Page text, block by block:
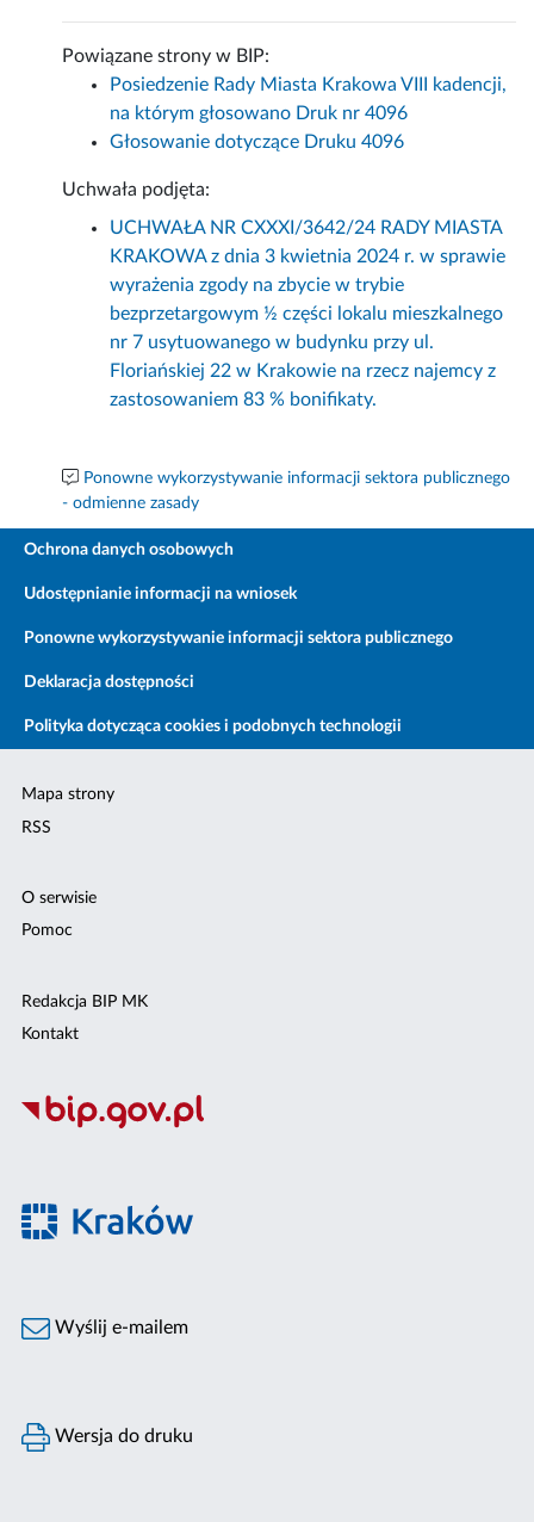
Powiązane strony w BIP:
Posiedzenie Rady Miasta Krakowa VIII kadencji,
na którym głosowano Druk nr 4096
Głosowanie dotyczące Druku 4096
Uchwała podjęta:
UCHWAŁA NR CXXXI/3642/24 RADY MIASTA
KRAKOWA z dnia 3 kwietnia 2024 r. w sprawie
wyrażenia zgody na zbycie w trybie
bezprzetargowym ½ części lokalu mieszkalnego
nr 7 usytuowanego w budynku przy ul.
Floriańskiej 22 w Krakowie na rzecz najemcy z
zastosowaniem 83 % bonifikaty.
Ponowne wykorzystywanie informacji sektora publicznego
- odmienne zasady
Ochrona danych osobowych
Udostępnianie informacji na wniosek
Ponowne wykorzystywanie informacji sektora publicznego
Deklaracja dostępności
Polityka dotycząca cookies i podobnych technologii
Mapa strony
RSS
O serwisie
Pomoc
Redakcja BIP MK
Kontakt
Wyślij e-mailem
Wersja do druku